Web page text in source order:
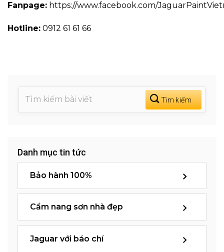
Fanpage: https://www.facebook.com/
Hotline: 0912 61 61 66
Danh mục tin tức
Bảo hành 100%
Cẩm nang sơn nhà đẹp
Jaguar với báo chí